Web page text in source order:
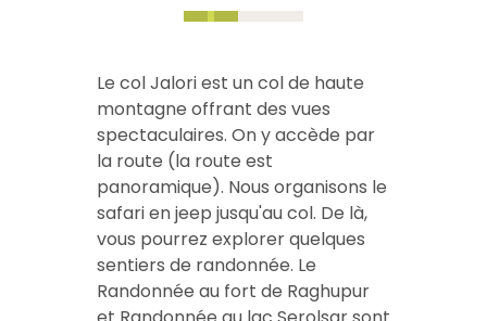
Le col Jalori est un col de haute
montagne offrant des vues
spectaculaires. On y accède par
la route (la route est
panoramique). Nous organisons le
safari en jeep jusqu'au col. De là,
vous pourrez explorer quelques
sentiers de randonnée. Le
Randonnée au fort de Raghupur